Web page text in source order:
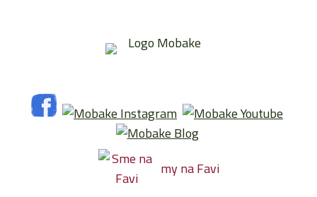
my na Favi